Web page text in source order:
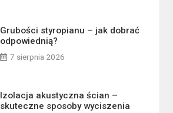
Grubości styropianu – jak dobrać
odpowiednią?
7 sierpnia 2026
Izolacja akustyczna ścian –
skuteczne sposoby wyciszenia